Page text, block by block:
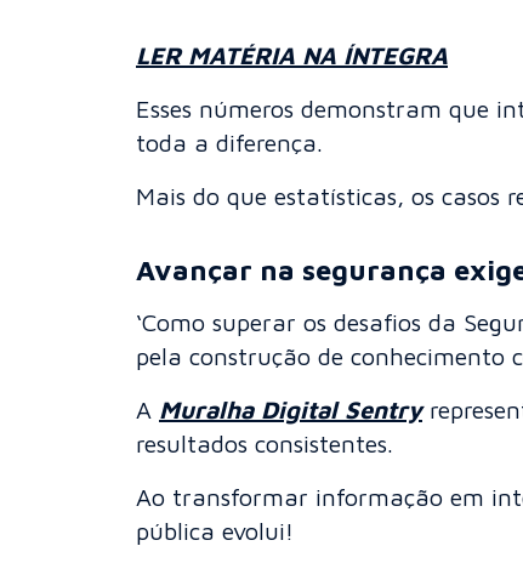
LER MATÉRIA NA ÍNTEGRA
Esses números demonstram que
toda a diferença.
Mais do que estatísticas, os
Avançar na segurança
‘Como superar os desafios da
pela construção de conhecimento
A Muralha Digital Sentry
resultados consistentes.
Ao transformar informação em
pública evolui!